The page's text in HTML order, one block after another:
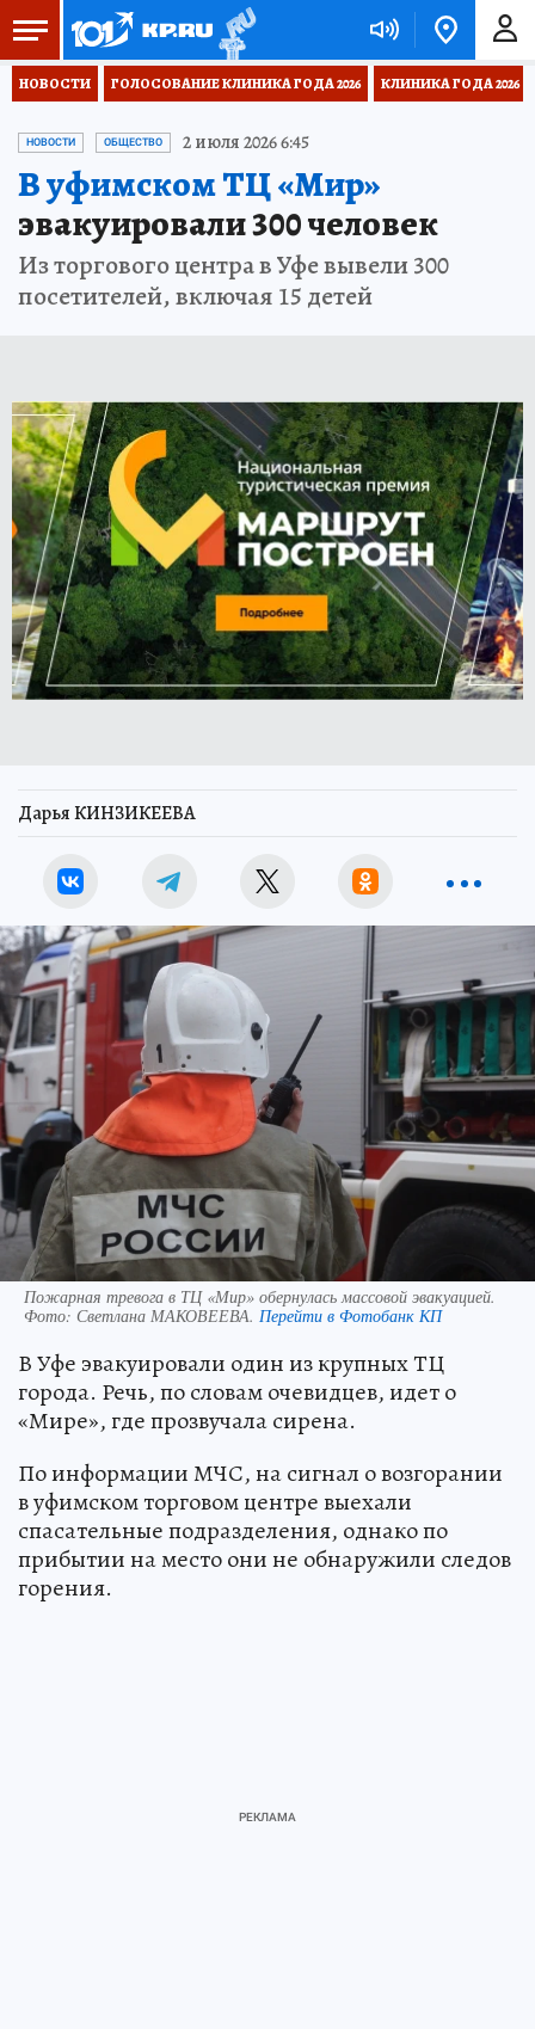
НОВОСТИ ГОЛОСОВАНИЕ КЛИНИКА ГОДА 2026 КЛИНИКА ГОДА 2026
НОВОСТИ ОБЩЕСТВО 2 июля 2026 6:45
В уфимском ТЦ «Мир»
эвакуировали 300 человек
Из торгового центра в Уфе вывели 300
посетителей, включая 15 детей
Дарья КИНЗИКЕЕВА
Пожарная тревога в ТЦ «Мир» обернулась массовой эвакуацией.
Фото: Светлана МАКОВЕЕВА. Перейти в Фотобанк КП
В Уфе эвакуировали один из крупных ТЦ
города. Речь, по словам очевидцев, идет о
«Мире», где прозвучала сирена.
По информации МЧС, на сигнал о возгорании
в уфимском торговом центре выехали
спасательные подразделения, однако по
прибытии на место они не обнаружили следов
горения.